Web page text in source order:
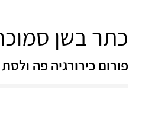
כתר בשן
פורום כירורגיה פה ולסת